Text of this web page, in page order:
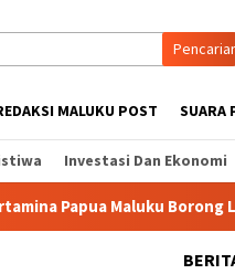
MALUKU POST SUARA
Investasi Dan Ekonomi
Maluku Borong Lima